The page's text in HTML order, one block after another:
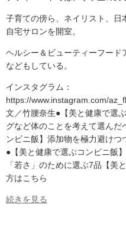
子育ての傍ら、ネイリスト、日
自宅サロンを開室。
ヘルシー＆ビューティーフー
などもしている。
インスタグラム：
https://www.instagram.com/
文／竹腰奈生●【美と健康で選
グなど体のことを考えて選んだ
ンビニ飯】添加物を極力避け
●【美と健康で選ぶコンビニ飯
「若さ」のために選ぶ7品【美
方はこちら
続きを見る